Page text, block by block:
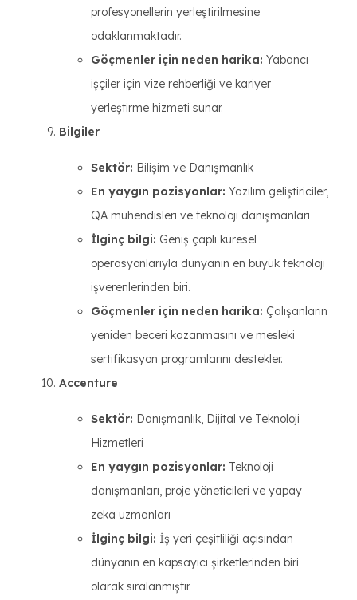
profesyonellerin yerleştirilmesine
odaklanmaktadır.
Göçmenler için neden harika: Yabancı
işçiler için vize rehberliği ve kariyer
yerleştirme hizmeti sunar.
Bilgiler
Sektör: Bilişim ve Danışmanlık
En yaygın pozisyonlar: Yazılım geliştiriciler,
QA mühendisleri ve teknoloji danışmanları
İlginç bilgi: Geniş çaplı küresel
operasyonlarıyla dünyanın en büyük teknoloji
işverenlerinden biri.
Göçmenler için neden harika: Çalışanların
yeniden beceri kazanmasını ve mesleki
sertifikasyon programlarını destekler.
Accenture
Sektör: Danışmanlık, Dijital ve Teknoloji
Hizmetleri
En yaygın pozisyonlar: Teknoloji
danışmanları, proje yöneticileri ve yapay
zeka uzmanları
İlginç bilgi: İş yeri çeşitliliği açısından
dünyanın en kapsayıcı şirketlerinden biri
olarak sıralanmıştır.